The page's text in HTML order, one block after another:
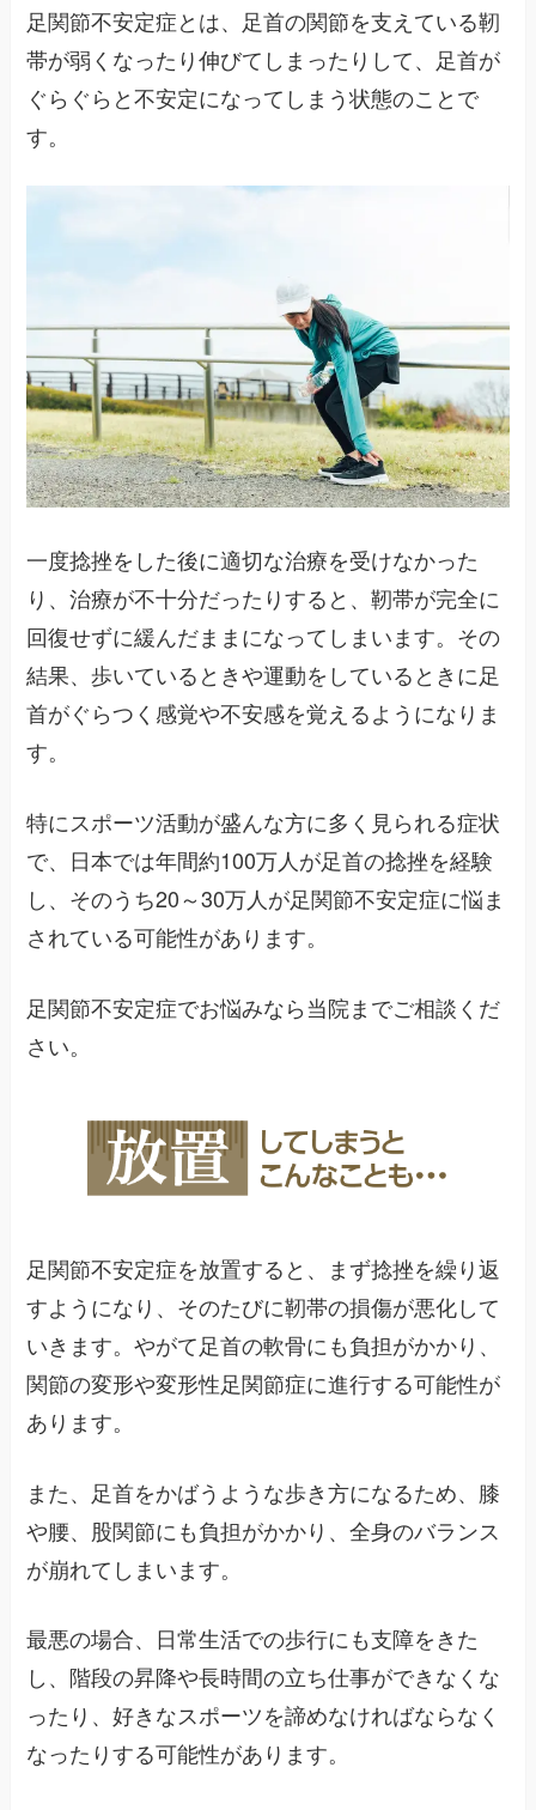
足関節不安定症とは、足首の関節を支えている靭
帯が弱くなったり伸びてしまったりして、足首が
ぐらぐらと不安定になってしまう状態のことで
す。
一度捻挫をした後に適切な治療を受けなかった
り、治療が不十分だったりすると、靭帯が完全に
回復せずに緩んだままになってしまいます。その
結果、歩いているときや運動をしているときに足
首がぐらつく感覚や不安感を覚えるようになりま
す。
特にスポーツ活動が盛んな方に多く見られる症状
で、日本では年間約100万人が足首の捻挫を経験
し、そのうち20～30万人が足関節不安定症に悩ま
されている可能性があります。
足関節不安定症でお悩みなら当院までご相談くだ
さい。
足関節不安定症を放置すると、まず捻挫を繰り返
すようになり、そのたびに靭帯の損傷が悪化して
いきます。やがて足首の軟骨にも負担がかかり、
関節の変形や変形性足関節症に進行する可能性が
あります。
また、足首をかばうような歩き方になるため、膝
や腰、股関節にも負担がかかり、全身のバランス
が崩れてしまいます。
最悪の場合、日常生活での歩行にも支障をきた
し、階段の昇降や長時間の立ち仕事ができなくな
ったり、好きなスポーツを諦めなければならなく
なったりする可能性があります。